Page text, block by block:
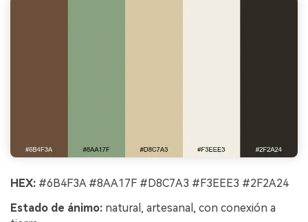
HEX: #6B4F3A #8AA17F #D8C7A3 #F3EEE3 #2F2A24
Estado de ánimo: natural, artesanal, con conexión a